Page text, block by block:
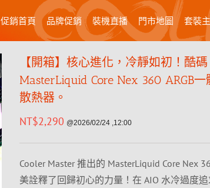
促銷首頁 品牌促銷 裝機直播 門市地圖 套裝
【開箱】核心進化，冷靜如初！酷碼
MasterLiquid Core Nex 360 ARGB
散熱器。
NT$2,290 @2026/02/24 ,12:00
Cooler Master 推出的 MasterLiquid Core Nex
美詮釋了回歸初心的力量！在 AIO 水冷過度追